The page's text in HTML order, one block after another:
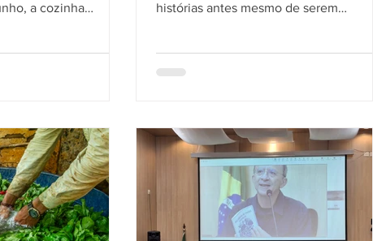
a cozinha
parceria com a
dezembro, com
culinária e cursos
voltados à
de
histórias antes mesmo de serem
quinta-feira, 19 de março. Em uma
Inventário Participativo da Festa do
Morango de Brazlândia , projeto que
transforma décadas de memória em
patrimônio cultural imaterial do Distrito
Federal. Real